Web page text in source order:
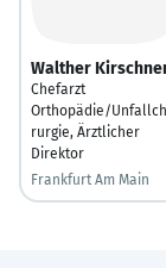
Walther
Chefarzt
Orthopädie/
rurgie, Ärztlicher
Direktor
Frankfurt Am Main